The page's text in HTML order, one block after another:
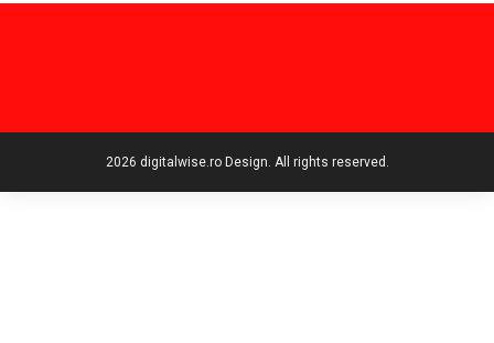
2026 digitalwise.ro Design. All rights reserved.